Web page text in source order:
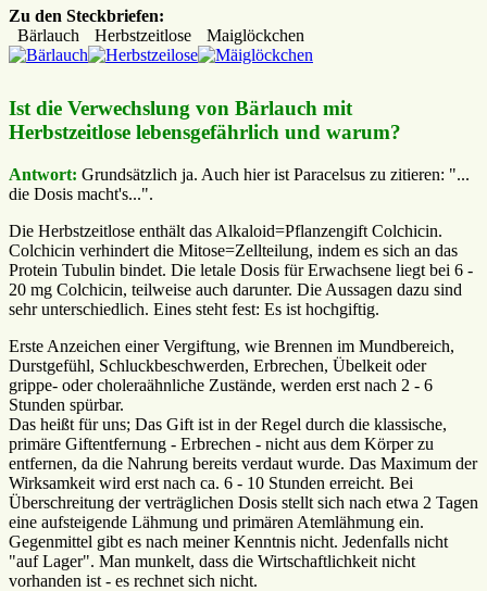
Zu den Steckbriefen:
Bärlauch
Herbstzeitlose Maiglöckchen
Ist die Verwechslung von Bärlauch mit
Herbstzeitlose lebensgefährlich und warum?
Antwort: Grundsätzlich ja. Auch hier ist Paracelsus zu zitieren: "...
die Dosis macht's...".
Die Herbstzeitlose enthält das Alkaloid=Pflanzengift Colchicin.
Colchicin verhindert die Mitose=Zellteilung, indem es sich an das
Protein Tubulin bindet. Die letale Dosis für Erwachsene liegt bei 6 -
20 mg Colchicin, teilweise auch darunter. Die Aussagen dazu sind
sehr unterschiedlich. Eines steht fest: Es ist hochgiftig.
Erste Anzeichen einer Vergiftung, wie Brennen im Mundbereich,
Durstgefühl, Schluckbeschwerden, Erbrechen, Übelkeit oder
grippe- oder choleraähnliche Zustände, werden erst nach 2 - 6
Stunden spürbar.
Das heißt für uns; Das Gift ist in der Regel durch die klassische,
primäre Giftentfernung - Erbrechen - nicht aus dem Körper zu
entfernen, da die Nahrung bereits verdaut wurde. Das Maximum der
Wirksamkeit wird erst nach ca. 6 - 10 Stunden erreicht. Bei
Überschreitung der verträglichen Dosis stellt sich nach etwa 2 Tagen
eine aufsteigende Lähmung und primären Atemlähmung ein.
Gegenmittel gibt es nach meiner Kenntnis nicht. Jedenfalls nicht
"auf Lager". Man munkelt, dass die Wirtschaftlichkeit nicht
vorhanden ist - es rechnet sich nicht.